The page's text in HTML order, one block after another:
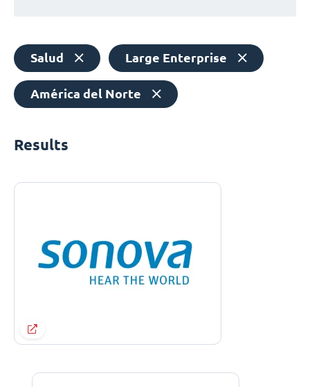
Salud Large Enterprise
América del Norte
Results